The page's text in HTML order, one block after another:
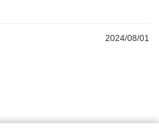
2024/08/01